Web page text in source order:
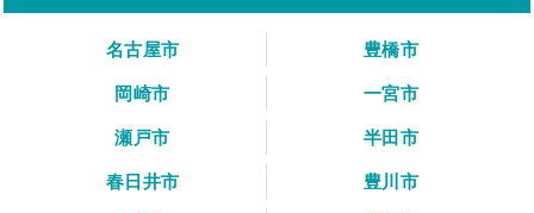
名古屋市
豊橋市
岡崎市
一宮市
瀬戸市
半田市
春日井市
豊川市